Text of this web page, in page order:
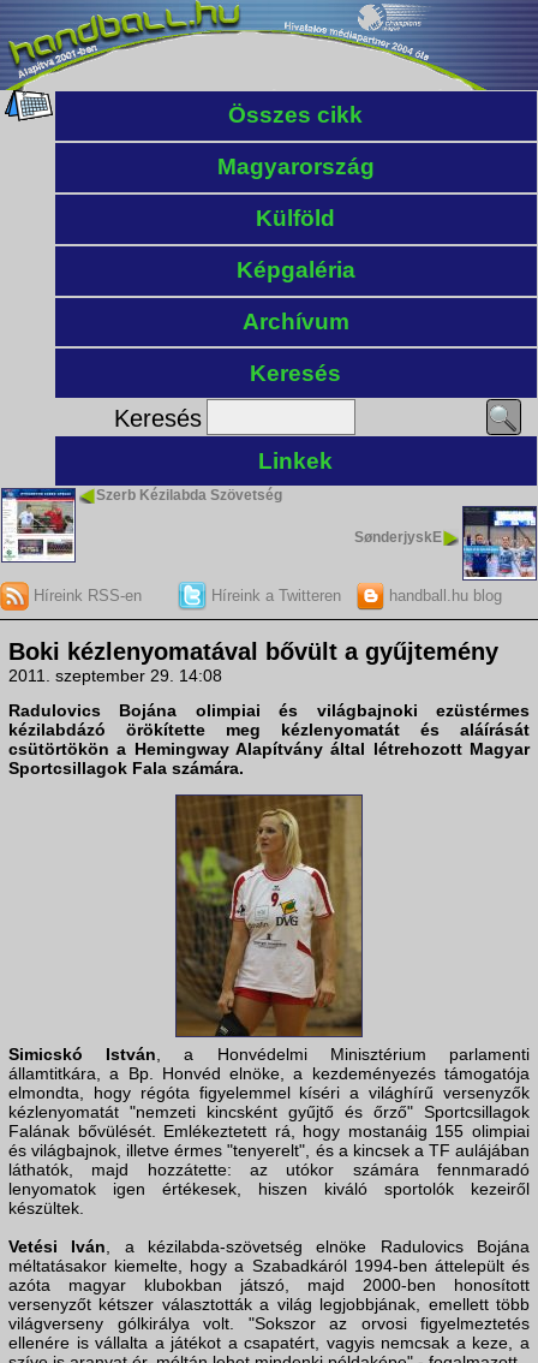
Összes cikk
Magyarország
Külföld
Képgaléria
Archívum
Keresés
Keresés
Linkek
Szerb Kézilabda Szövetség
SønderjyskE
Híreink RSS-en Híreink a Twitteren handball.hu blog
Boki kézlenyomatával bővült a gyűjtemény
2011. szeptember 29. 14:08
Radulovics Bojána olimpiai és világbajnoki ezüstérmes
kézilabdázó örökítette meg kézlenyomatát és aláírását
csütörtökön a Hemingway Alapítvány által létrehozott Magyar
Sportcsillagok Fala számára.
Simicskó István, a Honvédelmi Minisztérium parlamenti
államtitkára, a Bp. Honvéd elnöke, a kezdeményezés támogatója
elmondta, hogy régóta figyelemmel kíséri a világhírű versenyzők
kézlenyomatát "nemzeti kincsként gyűjtő és őrző" Sportcsillagok
Falának bővülését. Emlékeztetett rá, hogy mostanáig 155 olimpiai
és világbajnok, illetve érmes "tenyerelt", és a kincsek a TF aulájában
láthatók, majd hozzátette: az utókor számára fennmaradó
lenyomatok igen értékesek, hiszen kiváló sportolók kezeiről
készültek.
Vetési Iván, a kézilabda-szövetség elnöke Radulovics Bojána
méltatásakor kiemelte, hogy a Szabadkáról 1994-ben áttelepült és
azóta magyar klubokban játszó, majd 2000-ben honosított
versenyzőt kétszer választották a világ legjobbjának, emellett több
világverseny gólkirálya volt. "Sokszor az orvosi figyelmeztetés
ellenére is vállalta a játékot a csapatért, vagyis nemcsak a keze, a